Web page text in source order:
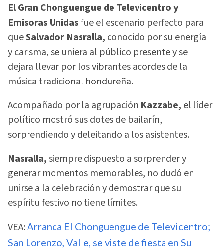
El Gran Chonguengue de Televicentro y
Emisoras Unidasfue el escenario perfecto para
queSalvador Nasralla, conocido por su energía
y carisma, se uniera al público presente y se
dejara llevar por los vibrantes acordes de la
música tradicional hondureña.
Acompañado por la agrupación Kazzabe, el líder
político mostró sus dotes de bailarín,
sorprendiendo y deleitando a los asistentes.
Nasralla,siempre dispuesto a sorprender y
generar momentos memorables, no dudó en
unirse a la celebración y demostrar que su
espíritu festivo no tiene límites.
VEA: Arranca El Chonguengue de Televicentro;
San Lorenzo, Valle, se viste de fiesta en Su